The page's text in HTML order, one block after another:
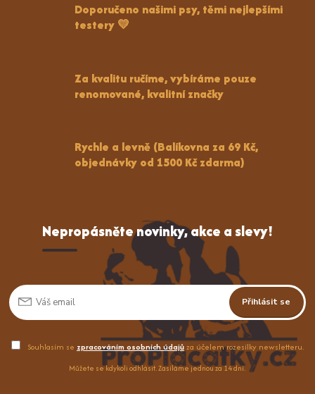
Doporučeno našimi psy, těmi nejlepšími
testery 💛
Za kvalitu ručíme, vybíráme pouze
renomované, kvalitní značky
Rychle a levně (Balíkovna za 69 Kč,
objednávky od 1500 Kč zdarma)
Nepropásněte novinky, akce a slevy!
Přihlásit se
Souhlasím se zpracováním osobních údajůza účelem rozesílky newsletteru.
Můžete se kdykoli odhlásit. Zasíláme jednou za 14 dní.